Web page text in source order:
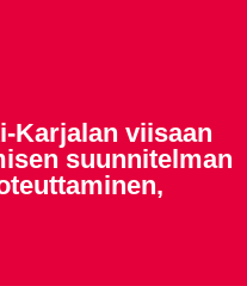
Karjalan viisaan
suunnitelman